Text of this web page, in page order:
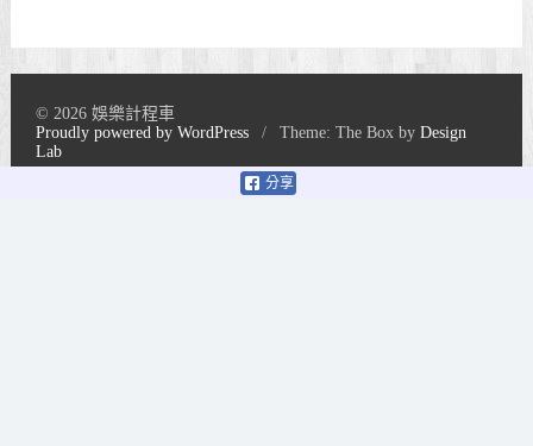
分享
© 2026 娛樂計程車
Proudly powered by WordPress
/ Theme: The Box byDesign
Lab